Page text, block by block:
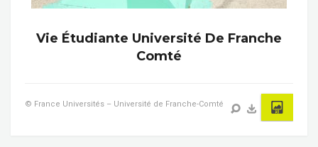
Vie Étudiante Université De Franche
Comté
© France Universités – Université de Franche-Comté